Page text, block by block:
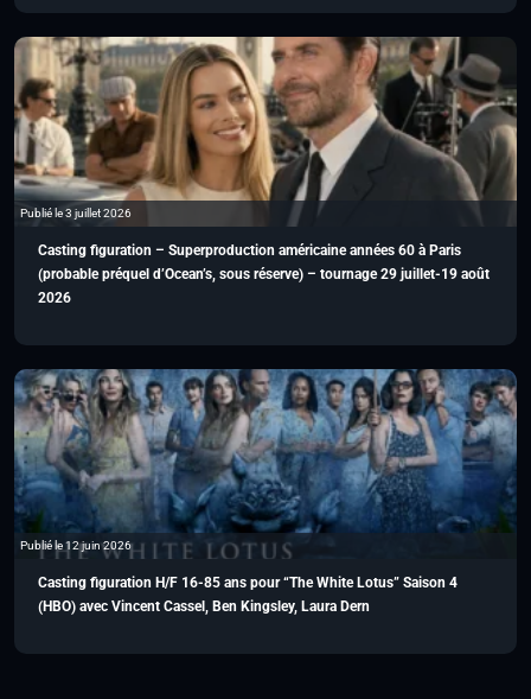
Publié le 3 juillet 2026
Casting figuration – Superproduction américaine années 60 à Paris
(probable préquel d’Ocean’s, sous réserve) – tournage 29 juillet-19 août
2026
Publié le 12 juin 2026
Casting figuration H/F 16-85 ans pour “The White Lotus” Saison 4
(HBO) avec Vincent Cassel, Ben Kingsley, Laura Dern